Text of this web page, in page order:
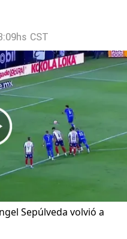
CST
Sepúlveda volvió a